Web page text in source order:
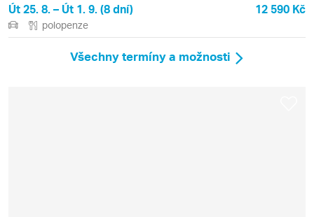
Út 25. 8. – Út 1. 9. (8 dní) 12 590 Kč
polopenze
Všechny termíny a možnosti